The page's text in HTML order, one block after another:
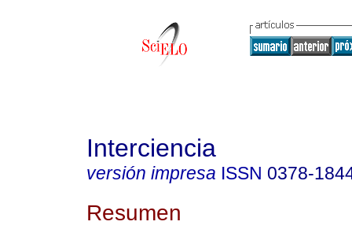
Interciencia
versión impresa ISSN 0378-
Resumen